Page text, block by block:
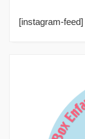
[instagram-feed]